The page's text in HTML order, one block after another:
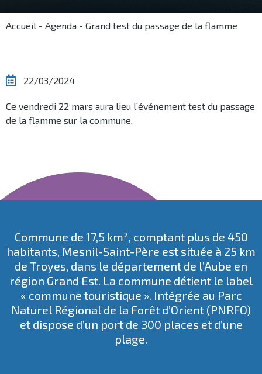
Accueil - Agenda - Grand test du passage de la flamme
22/03/2024
Ce vendredi 22 mars aura lieu l’événement test du passage
de la flamme sur la commune.
Commune de 17,5 km², comptant plus de 450
habitants, Mesnil-Saint-Père est située à 25 km
de Troyes, dans le département de l’Aube en
région Grand Est. La commune détient le label
« commune touristique ». Intégrée au Parc
Naturel Régional de la Forêt d’Orient (PNRFO)
et dispose d’un port de 300 places et d’une
plage.